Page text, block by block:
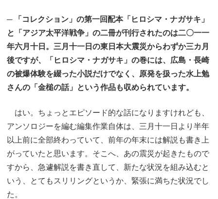
─ 「コレクション」の第一回配本「ヒロシマ・ナガサキ」
と「アジア太平洋戦争」の二冊が刊行されたのは二〇一一
年六月十日。三月十一日の東日本大震災からわずか三カ月
後ですが、「ヒロシマ・ナガサキ」の巻には、広島・長崎
の被爆体験を綴った小説だけでなく、原発を扱った水上勉
さんの「金槌の話」という作品も収められています。
はい。ちょっとエピソード的な話になりますけれども、
アンソロジーを編む編集作業自体は、三月十一日より半年
以上前に全部終わっていて、前年の年末には解説も書き上
がっていたと思います。そこへ、あの震災が起きたもので
すから、急遽解説を書き直して、新たな状況を組み込むと
いう、とてもスリリングというか、緊張に満ちた状況でし
た。